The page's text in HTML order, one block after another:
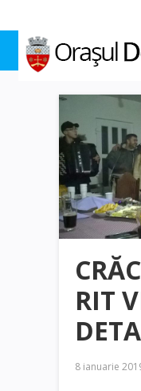
RIT
DETA
8 ianuarie